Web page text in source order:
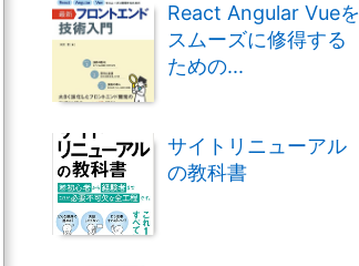
React Angular Vueを
スムーズに修得する
ための...
サイトリニューアル
の教科書